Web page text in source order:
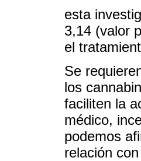
esta
3,14 (valor
el
Se
los
faciliten la
médico,
podemos
relación